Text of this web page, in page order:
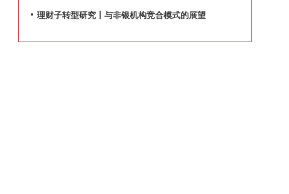
理财子转型研究丨与非银机构竞合模式的展望